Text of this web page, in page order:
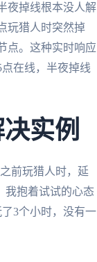
夜掉线根本没人解
玩猎人时突然掉
点。这种实时响应
在线，半夜掉线
实例
前玩猎人时，延
我抱着试试的心态
3个小时，没有一